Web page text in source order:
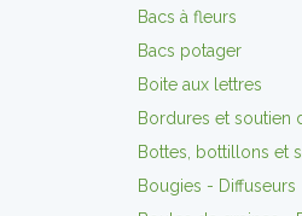
Bacs à fleurs
Bacs potager
Boite aux lettres
Bordures et soutien
Bottes, bottillons et
Bougies - Diffuseurs